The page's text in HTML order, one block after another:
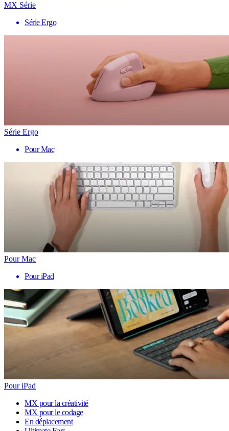
MX Série
Série Ergo
Série Ergo
Pour Mac
Pour Mac
Pour iPad
Pour iPad
MX pour la créativité
MX pour le codage
En déplacement